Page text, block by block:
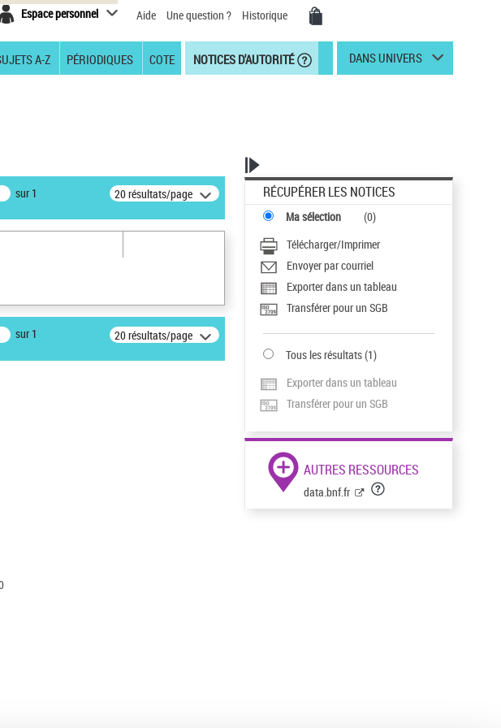
Espace personnel Aide Une question ? Historique
A-Z PÉRIODIQUES COTE NOTICES D'AUTORITÉ DANS UNIVERS
sur 1 20 résultats/page
sur 1 20 résultats/page
RÉCUPÉRER LES NOTICES
Ma sélection (0)
Télécharger/Imprimer
Envoyer par courriel
Exporter dans un tableau
Transférer pour un SGB
Tous les résultats(1)
Exporter dans un tableau
Transférer pour un SGB
AUTRES RESSOURCES
data.bnf.fr